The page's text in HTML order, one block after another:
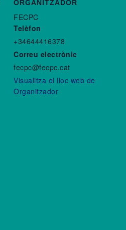
ORGANITZADOR
FECPC
Telèfon
+34644416378
Correu electrònic
fecpc@fecpc.cat
Visualitza el lloc web de
Organitzador